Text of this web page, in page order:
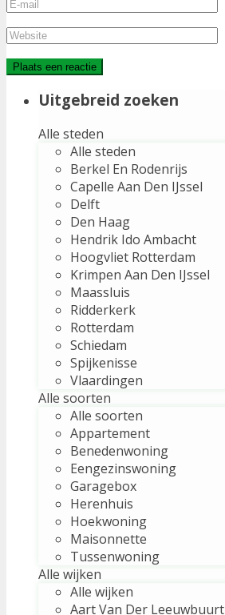
Uitgebreid zoeken
Alle steden
Alle steden
Berkel En Rodenrijs
Capelle Aan Den IJssel
Delft
Den Haag
Hendrik Ido Ambacht
Hoogvliet Rotterdam
Krimpen Aan Den IJssel
Maassluis
Ridderkerk
Rotterdam
Schiedam
Spijkenisse
Vlaardingen
Alle soorten
Alle soorten
Appartement
Benedenwoning
Eengezinswoning
Garagebox
Herenhuis
Hoekwoning
Maisonnette
Tussenwoning
Alle wijken
Alle wijken
Aart Van Der Leeuwbuurt